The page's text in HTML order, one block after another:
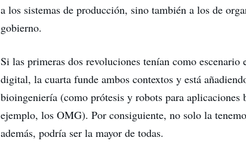
a los sistemas de producción, sino también a los de
gobierno.
Si las primeras dos revoluciones tenían como
digital, la cuarta funde ambos contextos y está
bioingeniería (como prótesis y robots para
ejemplo, los OMG). Por consiguiente, no solo la
además, podría ser la mayor de todas.